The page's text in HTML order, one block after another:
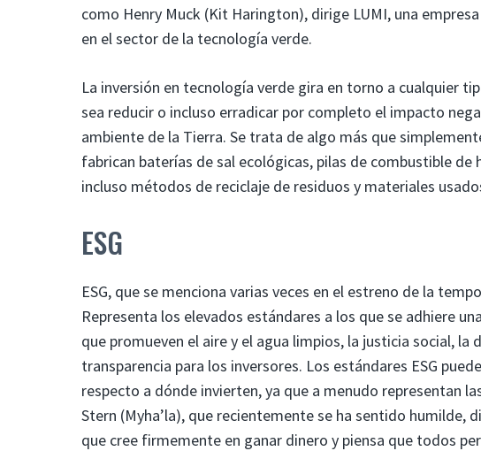
como Henry Muck (Kit Harington), dirige LUMI, una
en el sector de la tecnología verde.
La inversión en tecnología verde gira en torno a cualquier
sea reducir o incluso erradicar por completo el impacto
ambiente de la Tierra. Se trata de algo más que
fabrican baterías de sal ecológicas, pilas de combustible
incluso métodos de reciclaje de residuos y materiales
ESG
ESG, que se menciona varias veces en el estreno de la
Representa los elevados estándares a los que se adhiere
que promueven el aire y el agua limpios, la justicia social,
transparencia para los inversores. Los estándares ESG
respecto a dónde invierten, ya que a menudo representan
Stern (Myha’la), que recientemente se ha sentido humilde,
que cree firmemente en ganar dinero y piensa que todos